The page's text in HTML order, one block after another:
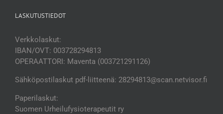
LASKUTUSTIEDOT
Verkkolaskut:
IBAN/OVT: 003728294813
OPERAATTORI: Maventa (003721291126)
Sähköpostilaskut pdf-liitteenä: 28294813@scan.netvisor.fi
Paperilaskut:
Suomen Urheilufysioterapeutit ry